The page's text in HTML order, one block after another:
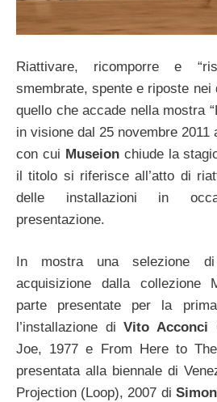
Riattivare, ricomporre e
smembrate, spente e riposte nei
quello che accade nella mostra
in visione dal 25 novembre 2011
con cui Museionchiude la
il titolo si riferisce all’atto di
delle installazioni in
presentazione.
In mostra una selezione
acquisizione dalla collezione
parte presentate per la
l’installazione di Vito Acconci
Joe, 1977 e From Here to
presentata alla biennale di
Projection (Loop), 2007 di